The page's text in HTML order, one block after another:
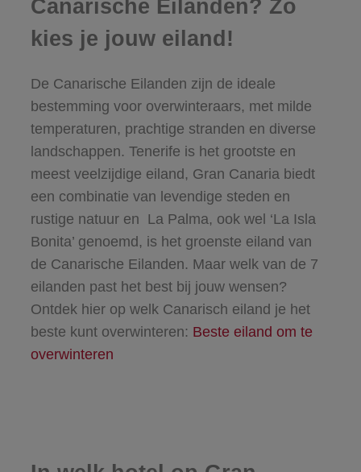
Canarische Eilanden? Zo
kies je jouw eiland!
De Canarische Eilanden zijn de ideale
bestemming voor overwinteraars, met milde
temperaturen, prachtige stranden en diverse
landschappen. Tenerife is het grootste en
meest veelzijdige eiland, Gran Canaria biedt
een combinatie van levendige steden en
rustige natuur en La Palma, ook wel ‘La Isla
Bonita’ genoemd, is het groenste eiland van
de Canarische Eilanden. Maar welk van de 7
eilanden past het best bij jouw wensen?
Ontdek hier op welk Canarisch eiland je het
beste kunt overwinteren: Beste eiland om te
overwinteren